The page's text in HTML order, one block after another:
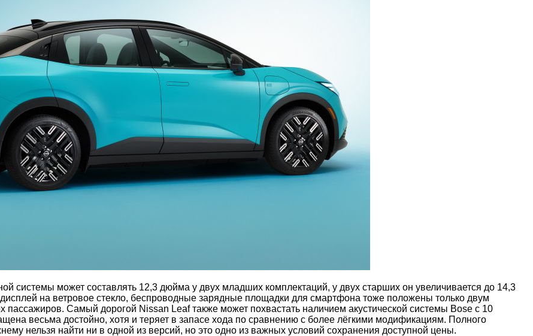
системы может составлять 12,3 дюйма у двух младших комплектаций, у двух старших он увеличивается до 14,3
на ветровое стекло, беспроводные зарядные площадки для смартфона тоже положены только двум
пассажиров. Самый дорогой Nissan Leaf также может похвастать наличием акустической системы Bose с 10
весьма достойно, хотя и теряет в запасе хода по сравнению с более лёгкими модификациям. Полного
нельзя найти ни в одной из версий, но это одно из важных условий сохранения доступной цены.